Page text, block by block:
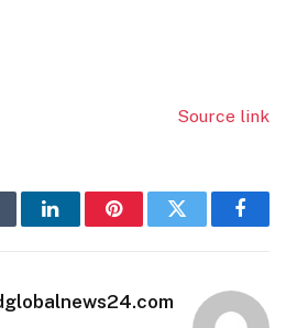
Source link
Facebook
Twitter
Pinterest